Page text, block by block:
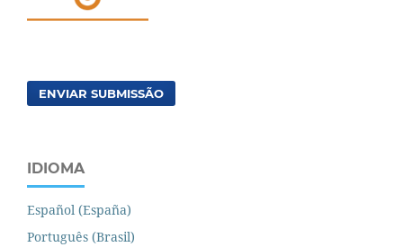
ENVIAR SUBMISSÃO
IDIOMA
Español (España)
Português (Brasil)